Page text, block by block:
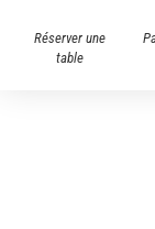
Réserver une
table